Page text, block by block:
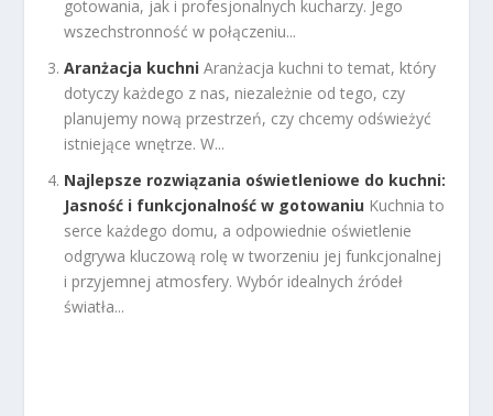
gotowania, jak i profesjonalnych kucharzy. Jego
wszechstronność w połączeniu...
Aranżacja kuchni Aranżacja kuchni to temat, który
dotyczy każdego z nas, niezależnie od tego, czy
planujemy nową przestrzeń, czy chcemy odświeżyć
istniejące wnętrze. W...
Najlepsze rozwiązania oświetleniowe do kuchni:
Jasność i funkcjonalność w gotowaniu Kuchnia to
serce każdego domu, a odpowiednie oświetlenie
odgrywa kluczową rolę w tworzeniu jej funkcjonalnej
i przyjemnej atmosfery. Wybór idealnych źródeł
światła...